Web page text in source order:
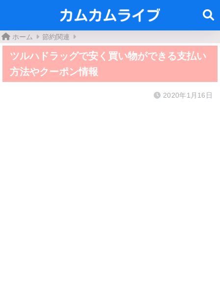
ホーム 節約関連
ツルハドラッグで安く買い物ができる支払い
方法やクーポン情報
2020年1月16日